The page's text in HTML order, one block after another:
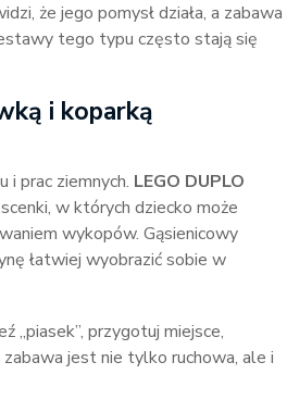
że jego pomysł działa, a zabawa
tego typu często stają się
i koparką
prac ziemnych. LEGO DUPLO
w których dziecko może
wykopów. Gąsienicowy
łatwiej wyobrazić sobie w
„piasek”, przygotuj miejsce,
jest nie tylko ruchowa, ale i